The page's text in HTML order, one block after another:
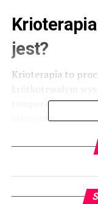
jest?
Krioterapia to
temperatury,
kriogenicznej.
krioterapia jest
zaleceniami.